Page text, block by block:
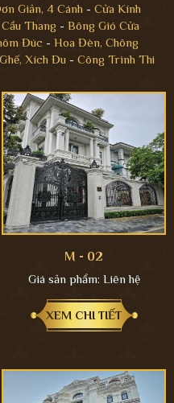
Giản, 4 Cánh - Cửa Kính
Cầu Thang - Bông Gió Cửa
Đúc - Hoa Đèn, Chông
Xích Đu - Công Trình Thi
M - 02
Giá sản phẩm: Liên hệ
XEM CHI TIẾT